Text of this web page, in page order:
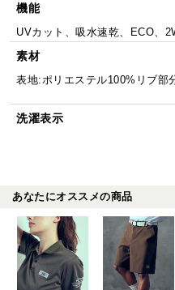
機能
UVカット、吸水速乾、ECO、
素材
表地:ポリエステル100%リブ部
洗濯表示
あなたにオススメの商品